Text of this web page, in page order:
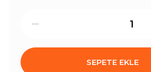
SEPETE EKLE